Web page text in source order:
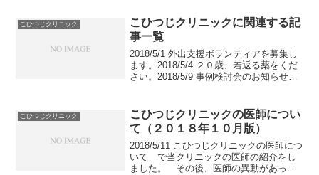
すが、いかがでしょうか。20...
こひつじクリニック
こひつじクリニックに関連する記
事一覧
2018/5/1 外出支援ボランティアを募集し
ます。2018/5/4 ２０歳、若返る薬をくだ
さい。2018/5/9 事例検討会のお知らせで
での転...
こひつじクリニック
こひつじクリニックの医師につい
て（２０１８年１０月版）
2018/5/11 こひつじクリニックの医師につ
いて で当クリニックの医師の紹介をし
ました。 その後、医師の異動があった